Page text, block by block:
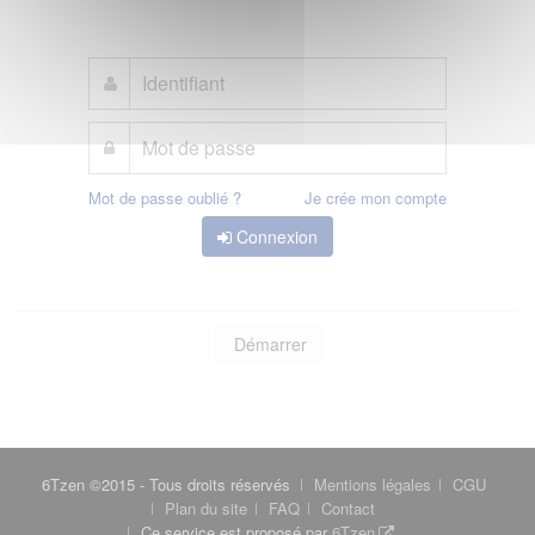
Mot de passe oublié ? Je crée mon compte
Connexion
Démarrer
6Tzen ©2015 - Tous droits réservés Mentions légales
CGU
Plan du site
FAQ
Contact